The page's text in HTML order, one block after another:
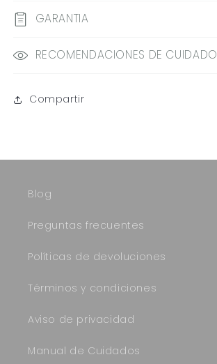
GARANTIA
RECOMENDACIONES DE CUIDADO
Compartir
Blog
Preguntas frecuentes
Políticas de devoluciones
Términos y condiciones
Aviso de privacidad
Manual de Cuidados